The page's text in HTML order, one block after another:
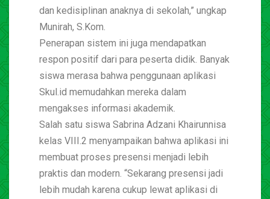
dan kedisiplinan anaknya di sekolah,” ungkap
Munirah, S.Kom.
Penerapan sistem ini juga mendapatkan
respon positif dari para peserta didik. Banyak
siswa merasa bahwa penggunaan aplikasi
Skul.id memudahkan mereka dalam
mengakses informasi akademik.
Salah satu siswa Sabrina Adzani Khairunnisa
kelas VIII.2 menyampaikan bahwa aplikasi ini
membuat proses presensi menjadi lebih
praktis dan modern. “Sekarang presensi jadi
lebih mudah karena cukup lewat aplikasi di